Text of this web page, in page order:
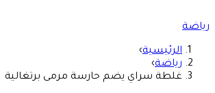
رياضة
الرئيسية›
رياضة›
غلطة سراي يضم حارسة مرمى برتغالية